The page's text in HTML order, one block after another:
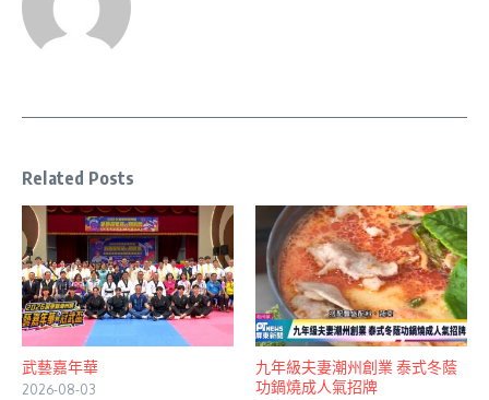
Related Posts
武藝嘉年華
2026-08-03
九年級夫妻潮州創業 泰式冬蔭
功鍋燒成人氣招牌